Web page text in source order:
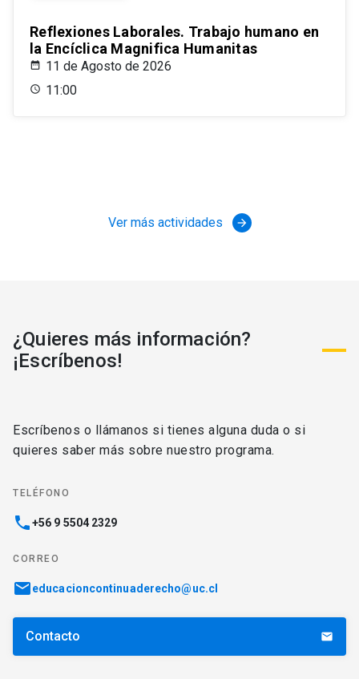
Reflexiones Laborales. Trabajo humano en
la Encíclica Magnifica Humanitas
11 de Agosto de 2026
11:00
Ver más actividades arrow_forward
¿Quieres más información?
¡Escríbenos!
Escríbenos o llámanos si tienes alguna duda o si
quieres saber más sobre nuestro programa.
TELÉFONO
phone+56 9 5504 2329
CORREO
emaileducacioncontinuaderecho@uc.cl
Contacto email